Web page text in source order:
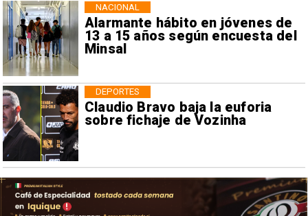
Alarmante hábito en jóvenes de
13 a 15 años según encuesta del
Minsal
NACIONAL
Claudio Bravo baja la euforia
sobre fichaje de Vozinha
DEPORTES